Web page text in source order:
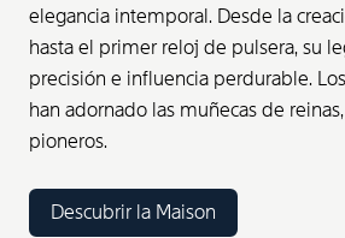
elegancia intemporal. Desde la
hasta el primer reloj de pulsera, su
precisión e influencia perdurable.
han adornado las muñecas de
pioneros.
Descubrir la Maison